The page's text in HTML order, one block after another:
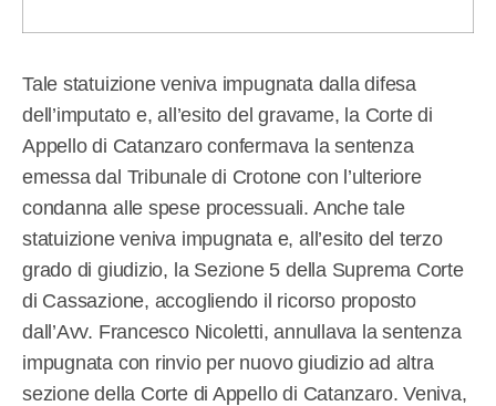
Tale statuizione veniva impugnata dalla difesa
dell’imputato e, all’esito del gravame, la Corte di
Appello di Catanzaro confermava la sentenza
emessa dal Tribunale di Crotone con l’ulteriore
condanna alle spese processuali. Anche tale
statuizione veniva impugnata e, all’esito del terzo
grado di giudizio, la Sezione 5 della Suprema Corte
di Cassazione, accogliendo il ricorso proposto
dall’Avv. Francesco Nicoletti, annullava la sentenza
impugnata con rinvio per nuovo giudizio ad altra
sezione della Corte di Appello di Catanzaro. Veniva,